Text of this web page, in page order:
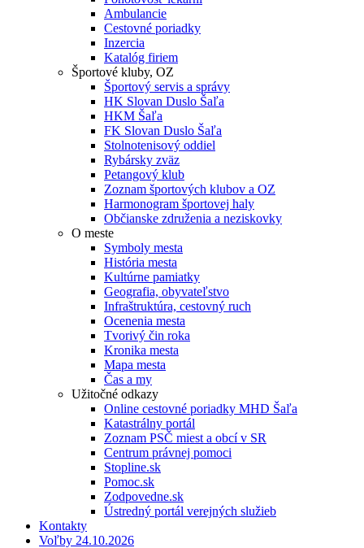
Ambulancie
Cestovné poriadky
Inzercia
Katalóg firiem
Športové kluby, OZ
Športový servis a správy
HK Slovan Duslo Šaľa
HKM Šaľa
FK Slovan Duslo Šaľa
Stolnotenisový oddiel
Rybársky zväz
Petangový klub
Zoznam športových klubov a OZ
Harmonogram športovej haly
Občianske združenia a neziskovky
O meste
Symboly mesta
História mesta
Kultúrne pamiatky
Geografia, obyvateľstvo
Infraštruktúra, cestovný ruch
Ocenenia mesta
Tvorivý čin roka
Kronika mesta
Mapa mesta
Čas a my
Užitočné odkazy
Online cestovné poriadky MHD Šaľa
Katastrálny portál
Zoznam PSČ miest a obcí v SR
Centrum právnej pomoci
Stopline.sk
Pomoc.sk
Zodpovedne.sk
Ústredný portál verejných služieb
Kontakty
Voľby 24.10.2026